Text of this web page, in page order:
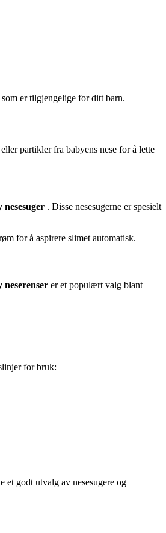
er tilgjengelige for ditt barn.
partikler fra babyens nese for å lette
. Disse nesesugerne er spesielt
for å aspirere slimet automatisk.
er et populært valg blant
for bruk:
et godt utvalg av nesesugere og